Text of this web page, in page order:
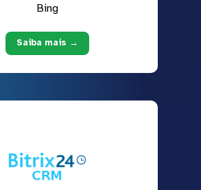
Bing
Saiba mais →